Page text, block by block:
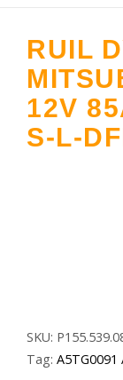
RUIL
12V
S-L-
SKU:
Tag: A5TG0091